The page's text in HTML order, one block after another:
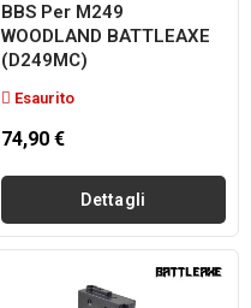
BBS Per M249
WOODLAND BATTLEAXE
(D249MC)
Esaurito
74,90 €
Dettagli